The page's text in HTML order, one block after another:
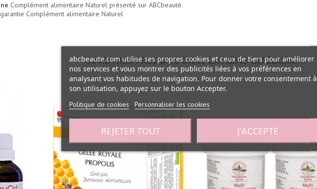
Complément alimentaire Naturel présenté sur ABCbeauté.
Complément alimentaire Naturel
30 AUTRES PRODUITS DANS LA MÊME CATÉGORIE :
abcbeaute.com utilise ses propres cookies et ceux de tiers pour améliorer
nos services et vous montrer des publicités liées à vos préférences en
analysant vos habitudes de navigation. Pour donner votre consentement à
son utilisation, appuyez sur le bouton Accepter.
Politique de cookies Personnaliser les cookies
REJETER TOUT J'ACCEPTE